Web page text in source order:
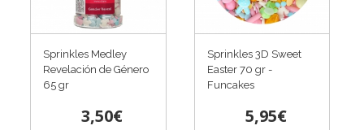
Sprinkles Medley
Revelación de Género
65 gr
3,50€
Sprinkles 3D Sweet
Easter 70 gr -
Funcakes
5,95€